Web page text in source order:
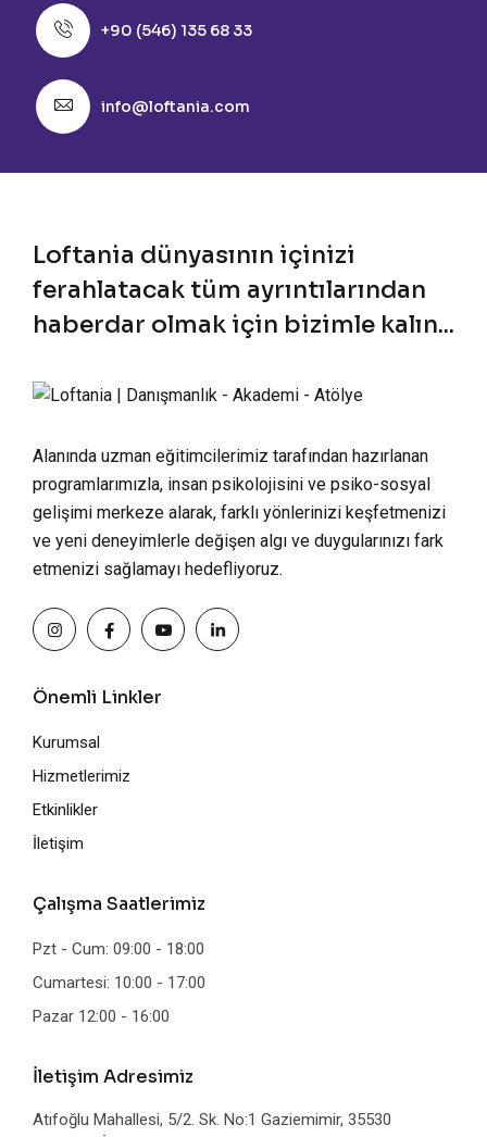
+90 (546) 135 68 33
info@loftania.com
Loftania dünyasının içinizi
ferahlatacak tüm ayrıntılarından
haberdar olmak için bizimle kalın...
Alanında uzman eğitimcilerimiz tarafından hazırlanan
programlarımızla, insan psikolojisini ve psiko-sosyal
gelişimi merkeze alarak, farklı yönlerinizi keşfetmenizi
ve yeni deneyimlerle değişen algı ve duygularınızı fark
etmenizi sağlamayı hedefliyoruz.
Önemli Linkler
Kurumsal
Hizmetlerimiz
Etkinlikler
İletişim
Çalışma Saatlerimiz
Pzt - Cum: 09:00 - 18:00
Cumartesi: 10:00 - 17:00
Pazar 12:00 - 16:00
İletişim Adresimiz
Atıfoğlu Mahallesi, 5/2. Sk. No:1 Gaziemimir, 35530